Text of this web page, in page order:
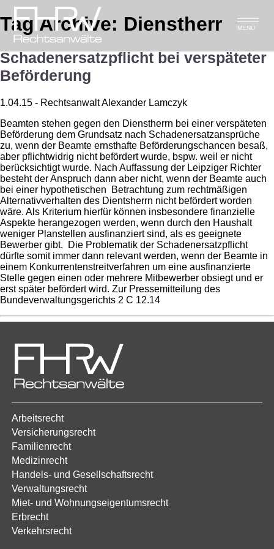
MENÜ
Tag Archive: Dienstherr
Schadenersatzpflicht bei verspäteter
Beförderung
1.04.15 - Rechtsanwalt Alexander Lamczyk
Beamten stehen gegen den Dienstherrn bei einer verspäteten
Beförderung dem Grundsatz nach Schadenersatzansprüche
zu, wenn der Beamte ernsthafte Beförderungschancen besaß,
aber pflichtwidrig nicht befördert wurde, bspw. weil er nicht
berücksichtigt wurde. Nach Auffassung der Leipziger Richter
besteht der Anspruch dann aber nicht, wenn der Beamte auch
bei einer hypothetischen Betrachtung zum rechtmäßigen
Alternativverhalten des Dientsherrn nicht befördert worden
wäre. Als Kriterium hierfür können insbesondere finanzielle
Aspekte herangezogen werden, wenn durch den Haushalt
weniger Planstellen ausfinanziert sind, als es geeignete
Bewerber gibt. Die Problematik der Schadenersatzpflicht
dürfte somit immer dann relevant werden, wenn der Beamte in
einem Konkurrentenstreitverfahren um eine ausfinanzierte
Stelle gegen einen oder mehrere Mitbewerber obsiegt und er
erst später befördert wird. Zur Pressemitteilung des
Bundeverwaltungsgerichts 2 C 12.14
Arbeitsrecht
Versicherungsrecht
Familienrecht
Medizinrecht
Handels- und Gesellschaftsrecht
Verwaltungsrecht
Miet- und Wohnungseigentumsrecht
Erbrecht
Verkehrsrecht